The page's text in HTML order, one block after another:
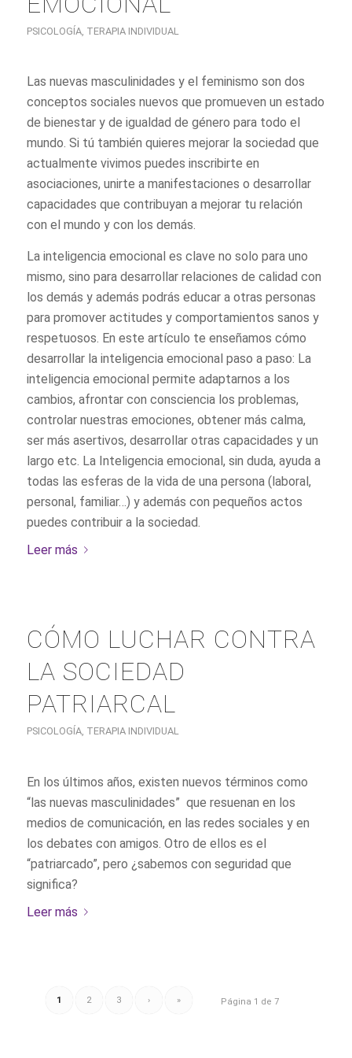
PSICOLOGÍA, TERAPIA INDIVIDUAL
Las nuevas masculinidades y el feminismo son dos
conceptos sociales nuevos que promueven un estado
de bienestar y de igualdad de género para todo el
mundo. Si tú también quieres mejorar la sociedad que
actualmente vivimos puedes inscribirte en
asociaciones, unirte a manifestaciones o desarrollar
capacidades que contribuyan a mejorar tu relación
con el mundo y con los demás.
La inteligencia emocional es clave no solo para uno
mismo, sino para desarrollar relaciones de calidad con
los demás y además podrás educar a otras personas
para promover actitudes y comportamientos sanos y
respetuosos. En este artículo te enseñamos cómo
desarrollar la inteligencia emocional paso a paso: La
inteligencia emocional permite adaptarnos a los
cambios, afrontar con consciencia los problemas,
controlar nuestras emociones, obtener más calma,
ser más asertivos, desarrollar otras capacidades y un
largo etc. La Inteligencia emocional, sin duda, ayuda a
todas las esferas de la vida de una persona (laboral,
personal, familiar…) y además con pequeños actos
puedes contribuir a la sociedad.
Leer más
CÓMO LUCHAR CONTRA
LA SOCIEDAD
PATRIARCAL
PSICOLOGÍA, TERAPIA INDIVIDUAL
En los últimos años, existen nuevos términos como
“las nuevas masculinidades” que resuenan en los
medios de comunicación, en las redes sociales y en
los debates con amigos. Otro de ellos es el
“patriarcado”, pero ¿sabemos con seguridad que
significa?
Leer más
Página 1 de 7
1 2 3 › »